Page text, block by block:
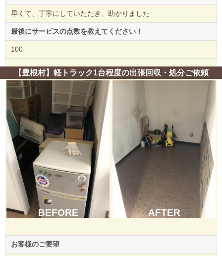
早くて、丁寧にしていただき、助かりました
最後にサービスの点数を教えてください！
100
【豊根村】軽トラック1台程度の出張回収・処分ご依頼
BEFORE AFTER
お客様のご要望